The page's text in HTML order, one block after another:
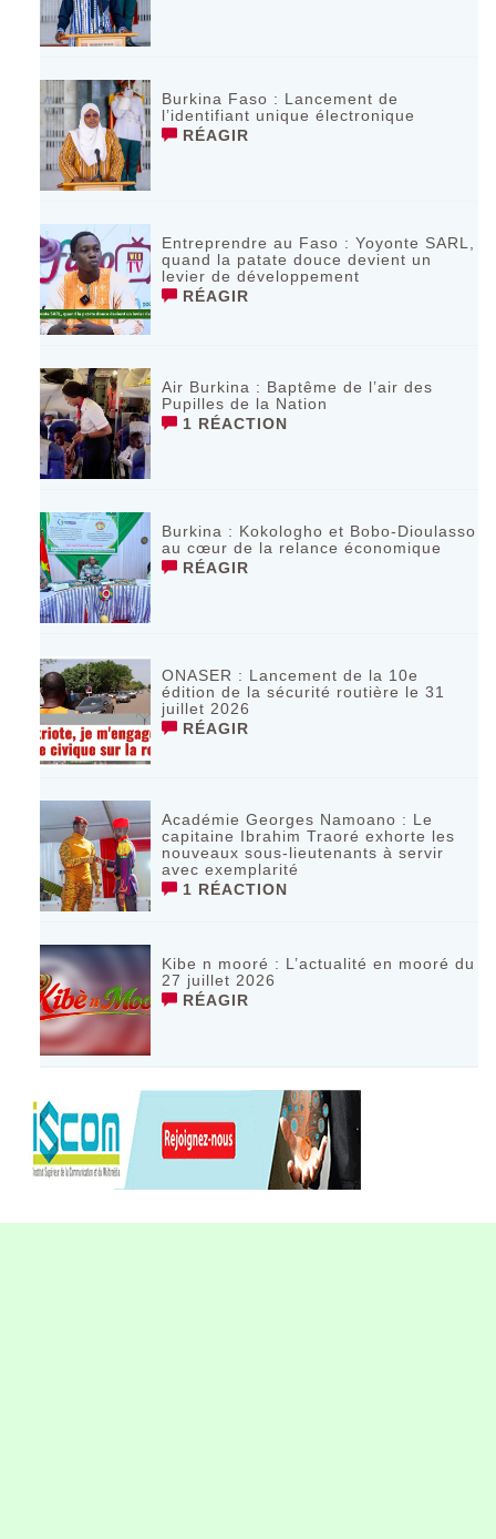
Burkina Faso : Lancement de
l’identifiant unique électronique
RÉAGIR
Entreprendre au Faso : Yoyonte SARL,
quand la patate douce devient un
levier de développement
RÉAGIR
Air Burkina : Baptême de l’air des
Pupilles de la Nation
1 RÉACTION
Burkina : Kokologho et Bobo-Dioulasso
au cœur de la relance économique
RÉAGIR
ONASER : Lancement de la 10e
édition de la sécurité routière le 31
juillet 2026
RÉAGIR
Académie Georges Namoano : Le
capitaine Ibrahim Traoré exhorte les
nouveaux sous-lieutenants à servir
avec exemplarité
1 RÉACTION
Kibe n mooré : L’actualité en mooré du
27 juillet 2026
RÉAGIR